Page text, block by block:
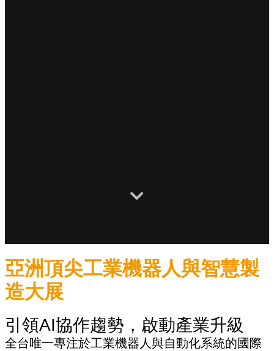
亞洲頂尖工業機器人與智慧製
造大展
引領AI協作趨勢，啟動產業升級
全台唯一專注於工業機器人與自動化系統的國際